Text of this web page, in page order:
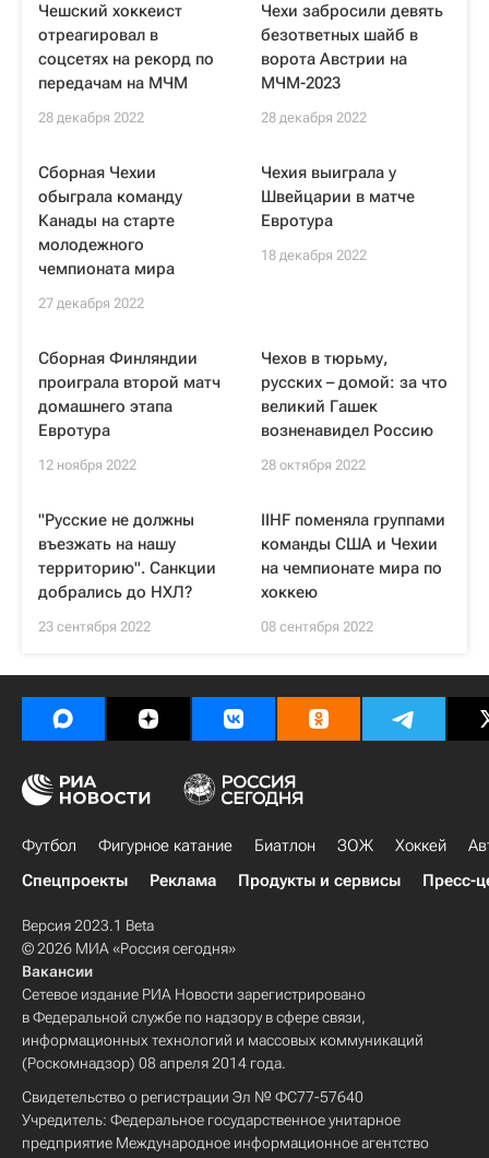
Чешский хоккеист
отреагировал в
соцсетях на рекорд по
передачам на МЧМ
28 декабря 2022
Чехи забросили девять
безответных шайб в
ворота Австрии на
МЧМ-2023
28 декабря 2022
Сборная Чехии
обыграла команду
Канады на старте
молодежного
чемпионата мира
27 декабря 2022
Чехия выиграла у
Швейцарии в матче
Евротура
18 декабря 2022
Сборная Финляндии
проиграла второй матч
домашнего этапа
Евротура
12 ноября 2022
Чехов в тюрьму,
русских – домой: за что
великий Гашек
возненавидел Россию
28 октября 2022
"Русские не должны
въезжать на нашу
территорию". Санкции
добрались до НХЛ?
23 сентября 2022
IIHF поменяла группами
команды США и Чехии
на чемпионате мира по
хоккею
08 сентября 2022
Футбол Фигурное катание Биатлон ЗОЖ Хоккей
Спецпроекты
Реклама Продукты и сервисы Пресс-
Версия 2023.1 Beta
© 2026 МИА «Россия сегодня»
Вакансии
Сетевое издание РИА Новости зарегистрировано
в Федеральной службе по надзору в сфере связи,
информационных технологий и массовых коммуникаций
(Роскомнадзор) 08 апреля 2014 года.
Свидетельство о регистрации Эл № ФС77-57640
Учредитель: Федеральное государственное унитарное
предприятие Международное информационное агентство